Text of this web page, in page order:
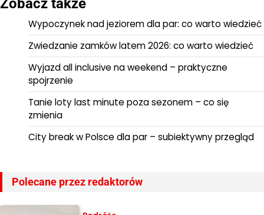
Zobacz także
Wypoczynek nad jeziorem dla par: co warto wiedzieć
Zwiedzanie zamków latem 2026: co warto wiedzieć
Wyjazd all inclusive na weekend – praktyczne
spojrzenie
Tanie loty last minute poza sezonem – co się
zmienia
City break w Polsce dla par – subiektywny przegląd
Polecane przez redaktorów